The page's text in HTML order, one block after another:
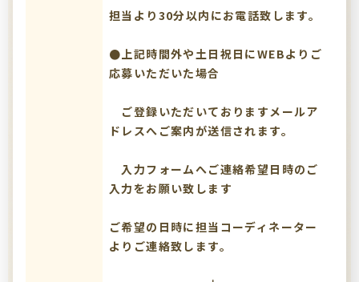
担当より30分以内にお電話致します。
●上記時間外や土日祝日にWEBよりご
応募いただいた場合
ご登録いただいておりますメールア
ドレスへご案内が送信されます。
入力フォームへご連絡希望日時のご
入力をお願い致します
ご希望の日時に担当コーディネーター
よりご連絡致します。